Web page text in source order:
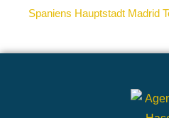
Spaniens Hauptstadt Madrid